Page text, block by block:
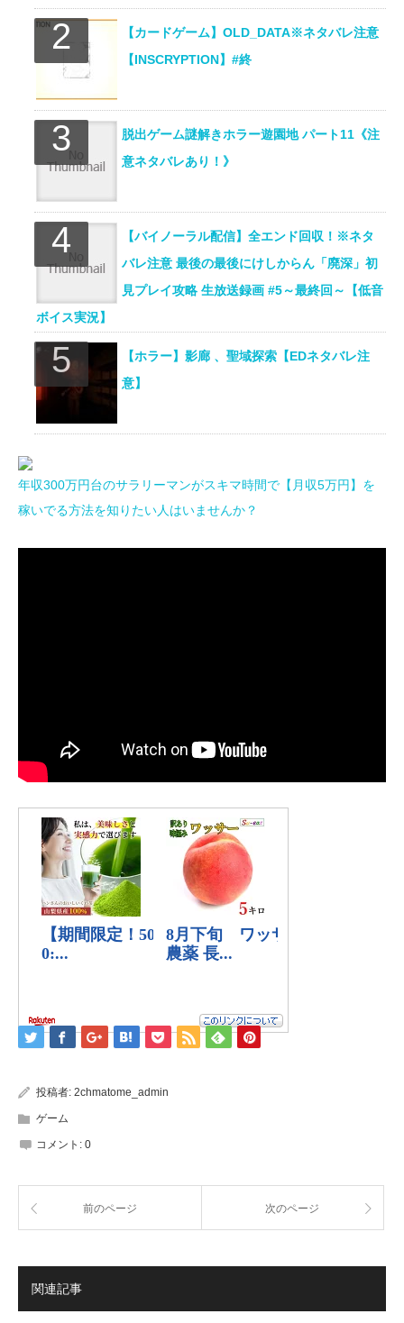
【カードゲーム】OLD_DATA※ネタバレ注意
【INSCRYPTION】#終
脱出ゲーム謎解きホラー遊園地 パート11《注
意ネタバレあり！》
【バイノーラル配信】全エンド回収！※ネタ
バレ注意 最後の最後にけしからん「廃深」初
見プレイ攻略 生放送録画 #5～最終回～【低音
ボイス実況】
【ホラー】影廊 、聖域探索【EDネタバレ注
意】
年収300万円台のサラリーマンがスキマ時間で【月収5万円】を
稼いでる方法を知りたい人はいませんか？
投稿者: 2chmatome_admin
ゲーム
コメント: 0
前のページ 次のページ
関連記事